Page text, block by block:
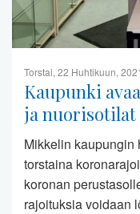
Torstai, 22 Huhtikuun, 2021
Kaupunki
ja nuorisotilat
Mikkelin kaupungin
torstaina
koronan
rajoituksia voidaan